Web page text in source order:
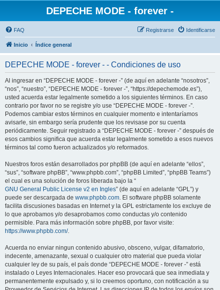
DEPECHE MODE - forever -
FAQ Identificarse
Registrarse
Inicio Índice general
DEPECHE MODE - forever - - Condiciones de uso
Al ingresar en “DEPECHE MODE - forever -” (de aquí en adelante “nosotros”,
“nos”, “nuestro”, “DEPECHE MODE - forever -”, “https://depechemode.es”),
usted acuerda estar legalmente sometido a los siguientes términos. En caso
contrario por favor no se registre y/o use “DEPECHE MODE - forever -”.
Podemos cambiar estos términos en cualquier momento e intentaríamos
avisarle, sin embargo sería prudente que los revisase por su cuenta
periódicamente. Seguir registrado a “DEPECHE MODE - forever -” después de
esos cambios significa que acuerda estar legalmente sometido a esos nuevos
términos tal como fueron actualizados y/o reformados.
Nuestros foros están desarrollados por phpBB (de aquí en adelante “ellos”,
“sus”, “software phpBB”, “www.phpbb.com”, “phpBB Limited”, “phpBB Teams”)
el cual es una solución de foros liberada bajo la “
GNU General Public License v2 en Ingles” (de aquí en adelante “GPL”) y
puede ser descargada de www.phpbb.com. El software phpBB solamente
facilita discusiones basadas en Internet y la GPL estrictamente los excluye de
lo que aprobamos y/o desaprobamos como conductas y/o contenido
permisible. Para más información sobre phpBB, por favor visite:
https://www.phpbb.com/.
Acuerda no enviar ningun contenido abusivo, obsceno, vulgar, difamatorio,
indecente, amenazante, sexual o cualquier otro material que pueda violar
cualquier ley de su país, el país donde “DEPECHE MODE - forever -” está
instalado o Leyes Internacionales. Hacer eso provocará que sea inmediata y
permanentemente expulsado y, si lo creemos oportuno, con notificación a su